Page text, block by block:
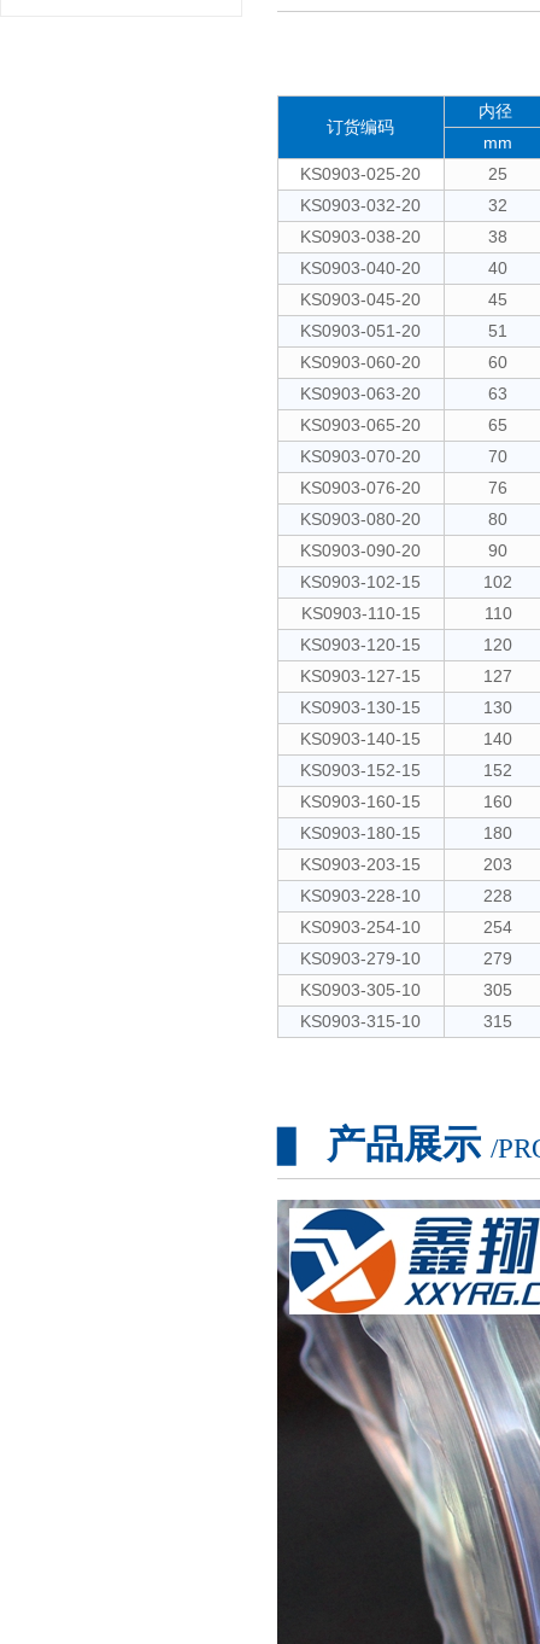
订货编码
内径
mm
KS0903-025-20
25
KS0903-032-20
32
KS0903-038-20
38
KS0903-040-20
40
KS0903-045-20
45
KS0903-051-20
51
KS0903-060-20
60
KS0903-063-20
63
KS0903-065-20
65
KS0903-070-20
70
KS0903-076-20
76
KS0903-080-20
80
KS0903-090-20
90
KS0903-102-15
102
KS0903-110-15
110
KS0903-120-15
120
KS0903-127-15
127
KS0903-130-15
130
KS0903-140-15
140
KS0903-152-15
152
KS0903-160-15
160
KS0903-180-15
180
KS0903-203-15
203
KS0903-228-10
228
KS0903-254-10
254
KS0903-279-10
279
KS0903-305-10
305
KS0903-315-10
315
产品展示 /